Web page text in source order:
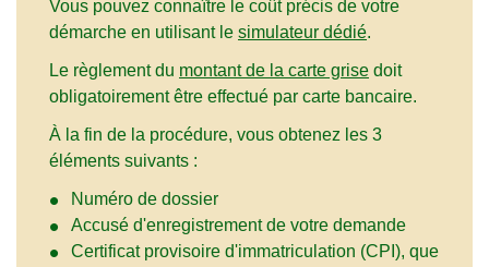
Vous pouvez connaître le coût précis de votre
démarche en utilisant le simulateur dédié.
Le règlement du montant de la carte grise doit
obligatoirement être effectué par carte bancaire.
À la fin de la procédure, vous obtenez les 3
éléments suivants :
Numéro de dossier
Accusé d'enregistrement de votre demande
Certificat provisoire d'immatriculation (CPI), que